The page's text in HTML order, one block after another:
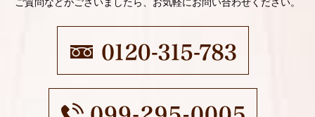
ご質問などがございましたら、お気軽にお問い合わせください。